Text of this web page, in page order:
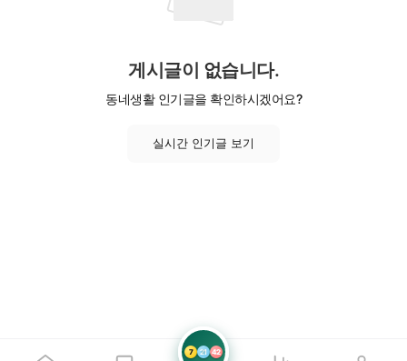
게시글이 없습니다.
동네생활 인기글을 확인하시겠어요?
실시간 인기글 보기
7 21 42